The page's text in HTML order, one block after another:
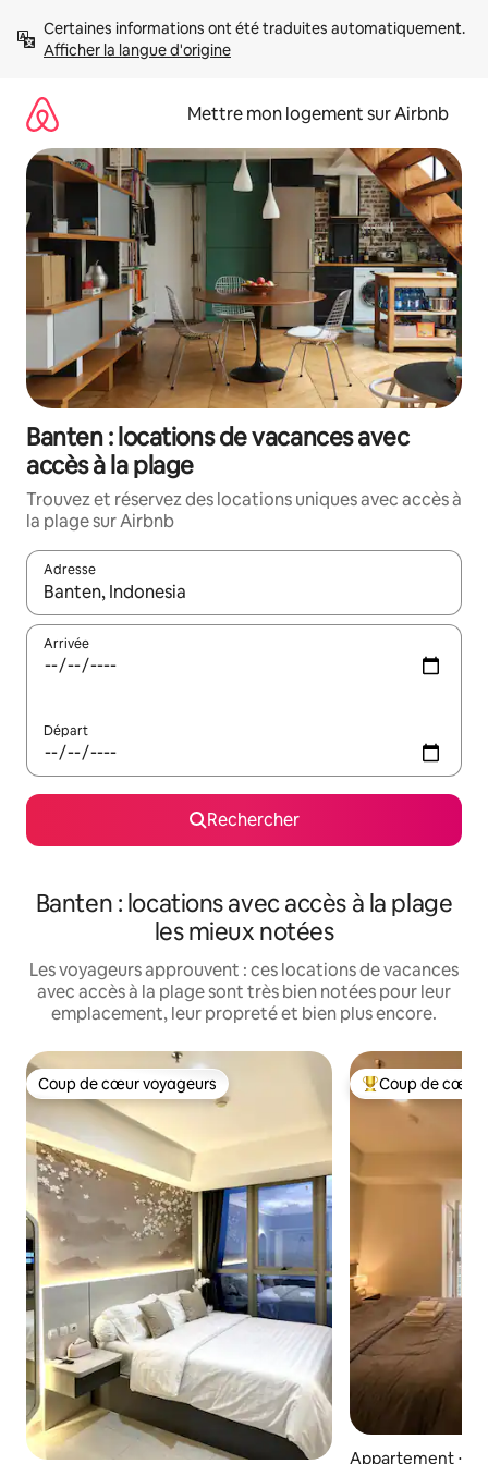
directement
Afficher la langue d'origine
Mettre mon logement sur Airbnb
Banten : locations de vacances avec
accès à la plage
Trouvez et réservez des locations uniques avec accès à
la plage sur Airbnb
Adresse
Lorsque les résultats s'affichent, utilisez les flèches vers le
Arrivée
Départ
Rechercher
Banten : locations avec accès à la plage
les mieux notées
Les voyageurs approuvent : ces locations de vacances
avec accès à la plage sont très bien notées pour leur
emplacement, leur propreté et bien plus encore.
Coup de cœur voyageurs
Coup de cœur voyageurs Coups de cœur
Coup de cœur
Appartement ⋅